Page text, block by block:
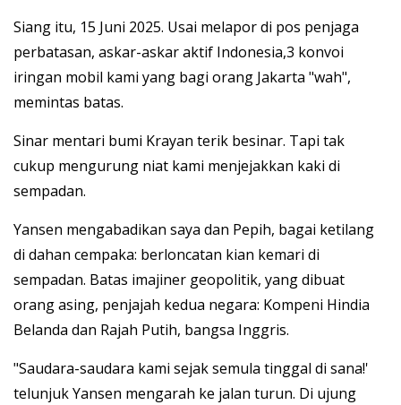
Siang itu, 15 Juni 2025. Usai melapor di pos penjaga
perbatasan, askar-askar aktif Indonesia,3 konvoi
iringan mobil kami yang bagi orang Jakarta "wah",
memintas batas.
Sinar mentari bumi Krayan terik besinar. Tapi tak
cukup mengurung niat kami menjejakkan kaki di
sempadan.
Yansen mengabadikan saya dan Pepih, bagai ketilang
di dahan cempaka: berloncatan kian kemari di
sempadan. Batas imajiner geopolitik, yang dibuat
orang asing, penjajah kedua negara: Kompeni Hindia
Belanda dan Rajah Putih, bangsa Inggris.
"Saudara-saudara kami sejak semula tinggal di sana!'
telunjuk Yansen mengarah ke jalan turun. Di ujung